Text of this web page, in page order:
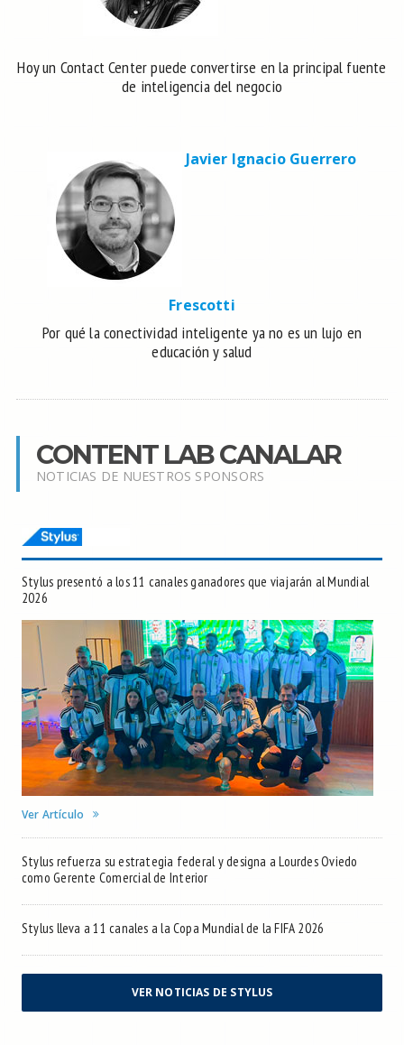
Hoy un Contact Center puede convertirse en la principal fuente
de inteligencia del negocio
Javier Ignacio Guerrero
Frescotti
Por qué la conectividad inteligente ya no es un lujo en
educación y salud
CONTENT LAB CANALAR
NOTICIAS DE NUESTROS SPONSORS
Stylus presentó a los 11 canales ganadores que viajarán al Mundial
2026
Ver Artículo
Stylus refuerza su estrategia federal y designa a Lourdes Oviedo
como Gerente Comercial de Interior
Stylus lleva a 11 canales a la Copa Mundial de la FIFA 2026
VER NOTICIAS DE STYLUS